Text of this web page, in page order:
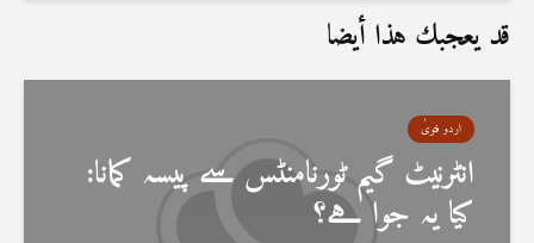
قد يعجبك هذا أيضا
اردو فتویٰ
انٹرنیٹ گیم ٹورنامنٹس سے پیسہ کمانا:
کیا یہ جوا ہے؟